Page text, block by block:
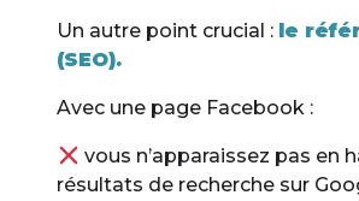
Un autre point crucial : le
(SEO).
Avec une page Facebook :
vous n’apparaissez pas en
résultats de recherche sur